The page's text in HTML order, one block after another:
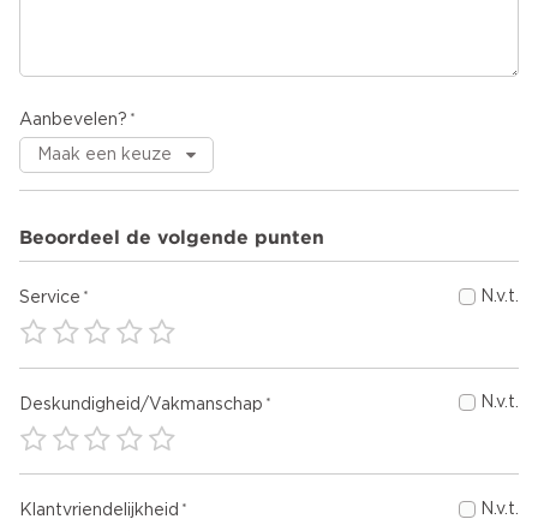
Aanbevelen?
Beoordeel de volgende punten
Service N.v.t.
Deskundigheid/Vakmanschap N.v.t.
Klantvriendelijkheid N.v.t.